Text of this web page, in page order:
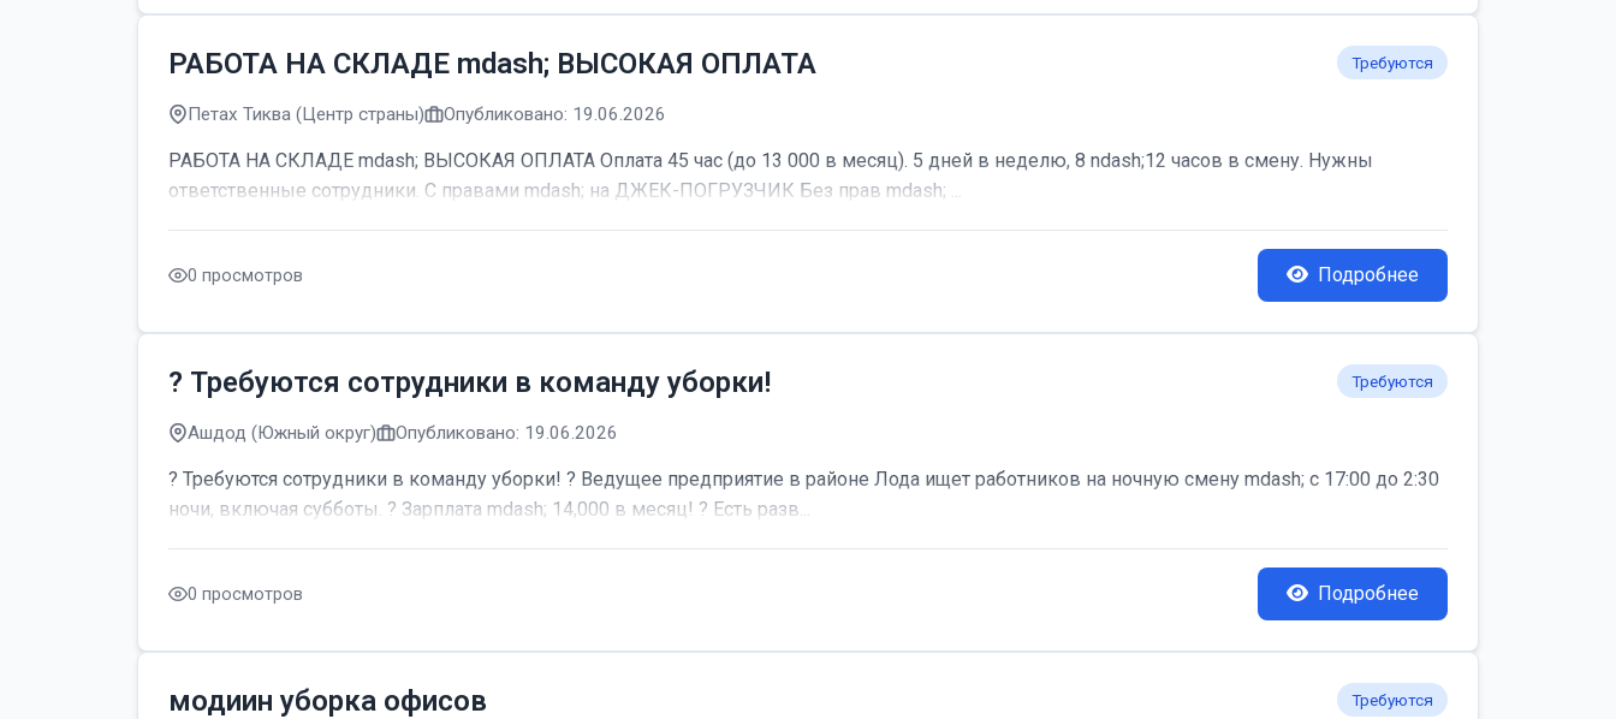
РАБОТА НА СКЛАДЕ mdash; ВЫСОКАЯ ОПЛАТА Требуются
Петах Тиква (Центр страны) Опубликовано: 19.06.2026
РАБОТА НА СКЛАДЕ mdash; ВЫСОКАЯ ОПЛАТА Оплата 45 час (до 13 000 в месяц). 5 дней в неделю, 8 ndash;12 часов в смену. Нужны
ответственные сотрудники. С правами mdash; на ДЖЕК-ПОГРУЗЧИК Без прав mdash; ...
0 просмотров Подробнее
? Требуются сотрудники в команду уборки! Требуются
Ашдод (Южный округ) Опубликовано: 19.06.2026
? Требуются сотрудники в команду уборки! ? Ведущее предприятие в районе Лода ищет работников на ночную смену mdash; с 17:00 до 2:30
ночи, включая субботы. ? Зарплата mdash; 14,000 в месяц! ? Есть разв...
0 просмотров Подробнее
модиин уборка офисов Требуются